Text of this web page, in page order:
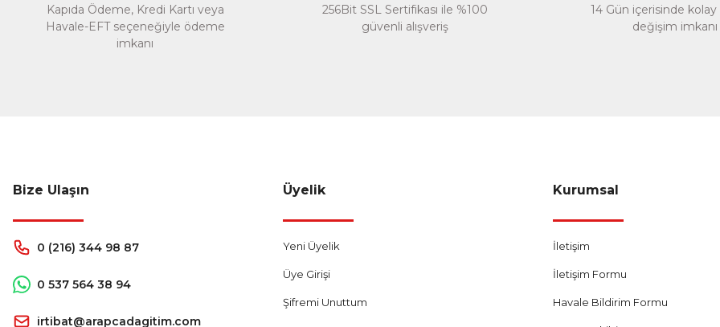
Kapıda Ödeme, Kredi Kartı veya
Havale-EFT seçeneğiyle ödeme
imkanı
256Bit SSL Sertifikası ile %100
güvenli alışveriş
14 Gün içerisinde kolay
değişim imkanı
Bize Ulaşın
0 (216) 344 98 87
0 537 564 38 94
irtibat@arapcadagitim.com
Üyelik
Yeni Üyelik
Üye Girişi
Şifremi Unuttum
Kurumsal
İletişim
İletişim Formu
Havale Bildirim Formu